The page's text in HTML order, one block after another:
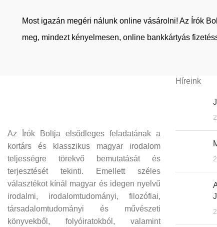
Most igazán megéri nálunk online vásárolni! Az Írók
meg, mindezt kényelmesen, online bankkártyás
Az Írók Boltja elsődleges feladatának a
kortárs és klasszikus magyar irodalom
teljességre törekvő bemutatását és
terjesztését tekinti. Emellett széles
választékot kínál magyar és idegen nyelvű
irodalmi, irodalomtudományi, filozófiai,
társadalomtudományi és művészeti
könyvekből, folyóiratokból, valamint
Híreink